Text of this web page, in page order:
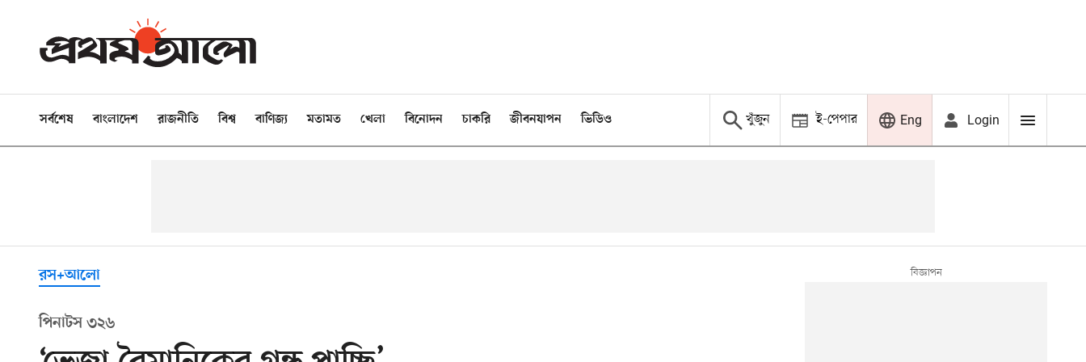
সর্বশেষ বাংলাদেশ রাজনীতি বিশ্ব বাণিজ্য মতামত খেলা বিনোদন চাকরি জীবনযাপন ভিডিও খুঁজুন ই-পেপার Eng Login
রস+আলো
পিনাটস ৩২৬